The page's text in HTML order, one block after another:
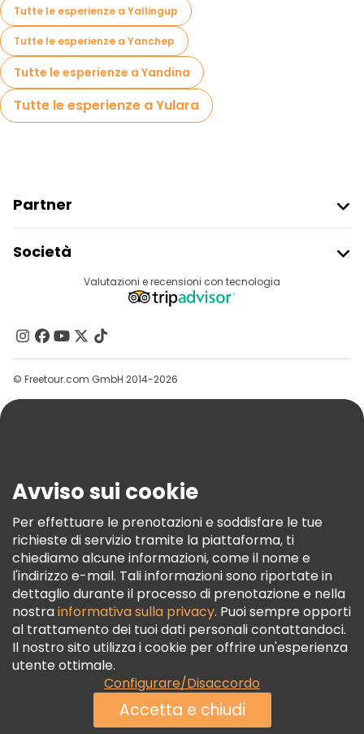
Tutte le esperienze a Yallingup
Tutte le esperienze a Yanchep
Tutte le esperienze a Yandina
Tutte le esperienze a Yulara
Partner
Accesso Del Fornitore
Programma Di Affiliazione
Società
Destinazioni
Contattaci
Gruppi
Aiuto
Termini E Condizioni
Informativa Sui Cookie
Freetour Premi
Programma Di Fidelizzazione
Valutazioni e recensioni con tecnologia
© Freetour.com GmbH 2014-2026
Avviso sui cookie
Per effettuare le prenotazioni e soddisfare le tue
richieste di servizio tramite la piattaforma, ti
chiediamo alcune informazioni, come il nome e
l'indirizzo e-mail. Tali informazioni sono riportate in
dettaglio durante il processo di prenotazione e nella
nostrainformativa sulla privacy. Puoi sempre opporti
al trattamento dei tuoi dati personali contattandoci.
Il nostro sito utilizza i cookie per offrire un'esperienza
utente ottimale.
Configurare/Disaccordo
Accetta e chiudi